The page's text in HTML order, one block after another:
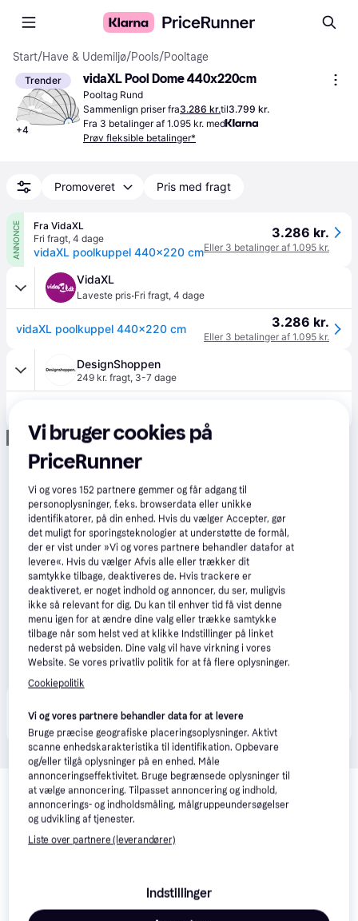
Start/Have & Udemiljø/Pools/Pooltage
Trender
+4
vidaXL Pool Dome 440x220cm
Pooltag Rund
Sammenlign priser fra3.286 kr.til3.799 kr.
Fra 3 betalinger af 1.095 kr. med
Prøv fleksible betalinger*
Promoveret Pris med fragt
ANNONCE
Fra VidaXL
Fri fragt, 4 dage
vidaXL poolkuppel 440x220 cm
3.286 kr.
Eller 3 betalinger af 1.095 kr.
VidaXL
Laveste pris·Fri fragt, 4 dage
vidaXL poolkuppel 440x220 cm 3.286 kr.
Eller 3 betalinger af 1.095 kr.
DesignShoppen
249 kr. fragt, 3-7 dage
Annonce
kunde i denne kategori.
Relaterede produkter
Se vores forslag til andre produkter, der matcher dine
interesser. Vis alle
Vi bruger cookies på
PriceRunner
Vi og vores152 partnere gemmer og får adgang til
personoplysninger, f.eks. browserdata eller unikke
identifikatorer, på din enhed. Hvis du vælger Accepter, gør
det muligt for sporingsteknologier at understøtte de formål,
der er vist under »Vi og vores partnere behandler datafor at
levere«. Hvis du vælger Afvis alle eller trækker dit
samtykke tilbage, deaktiveres de. Hvis trackere er
deaktiveret, er noget indhold og annoncer, du ser, muligvis
ikke så relevant for dig. Du kan til enhver tid få vist denne
menu igen for at ændre dine valg eller trække samtykke
tilbage når som helst ved at klikke Indstillinger på linket
nederst på websiden. Dine valg vil have virkning i vores
Website. Se vores privatliv politik for at få flere oplysninger.
Cookiepolitik
Vi og vores partnere behandler data for at levere
Bruge præcise geografiske placeringsoplysninger. Aktivt
scanne enhedskarakteristika til identifikation. Opbevare
og/eller tilgå oplysninger på en enhed. Måle
annonceringseffektivitet. Bruge begrænsede oplysninger til
at vælge annoncering. Tilpasset annoncering og indhold,
annoncerings- og indholdsmåling, målgruppeundersøgelser
og udvikling af tjenester.
Liste over partnere (leverandører)
Indstillinger